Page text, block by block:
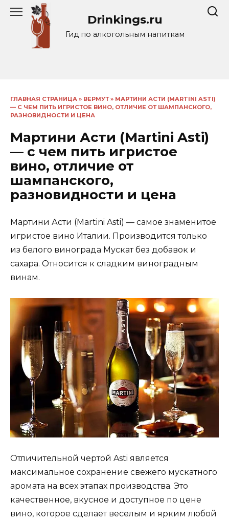
Перейти
содержанию
Drinkings.ru
Гид по алкогольным напиткам
ГЛАВНАЯ СТРАНИЦА » ВЕРМУТ» МАРТИНИ АСТИ (MARTINI ASTI)
— С ЧЕМ ПИТЬ ИГРИСТОЕ ВИНО, ОТЛИЧИЕ ОТ ШАМПАНСКОГО,
РАЗНОВИДНОСТИ И ЦЕНА
Мартини Асти (Martini Asti)
— с чем пить игристое
вино, отличие от
шампанского,
разновидности и цена
Мартини Асти (Martini Asti) — самое знаменитое
игристое вино Италии. Производится только
из белого винограда Мускат без добавок и
сахара. Относится к сладким виноградным
винам.
Отличительной чертой Asti является
максимальное сохранение свежего мускатного
аромата на всех этапах производства. Это
качественное, вкусное и доступное по цене
вино, которое сделает веселым и ярким любой